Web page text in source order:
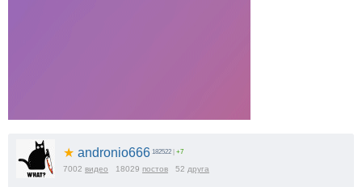
★ andronio666 182522 | +7
7002 видео 18029 постов 52 друга